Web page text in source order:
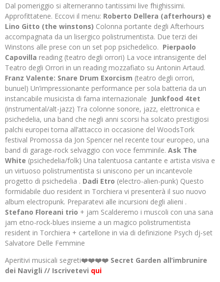
Dal pomeriggio si alterneranno tantissimi live fhighissimi.
Approfittatene. Eccovi il menu: Roberto Dellera (afterhours) e
Lino Gitto (the winstons) Colonna portante degli Afterhours
accompagnata da un lisergico polistrumentista. Due terzi dei
Winstons alle prese con un set pop psichedelico. Pierpaolo
Capovilla reading (teatro degli orrori) La voce intransigente del
Teatro degli Orrori in un reading mozzafiato su Antonin Artaud.
Franz Valente: Snare Drum Exorcism (teatro degli orrori,
bunuel) Un’impressionante performance per sola batteria da un
instancabile musicista di fama internazionale Junkfood 4tet
(instrumental/alt-jazz) Tra colonne sonore, jazz, elettronica e
psichedelia, una band che negli anni scorsi ha solcato prestigiosi
palchi europei torna all’attacco in occasione del WoodsTork
festival Promossa da Jon Spencer nel recente tour europeo, una
band di garage-rock selvaggio con voce femminile. Ask The
White (psichedelia/folk) Una talentuosa cantante e artista visiva e
un virtuoso polistrumentista si uniscono per un incantevole
progetto di psichedelia . Dadi Etro (electro-alien-punk) Questo
formidabile duo resident in Torchiera vi presenterà il suo nuovo
album electropunk. Preparatevi alle incursioni degli alieni .
Stefano Floreani trio + jam Scalderemo i muscoli con una sana
jam etno-rock-blues insieme a un magico polistrumentista
resident in Torchiera + cartellone in via di definizione Psych dj-set
Salvatore Delle Femmine
Aperitivi musicali segreti❤️❤️❤️❤️ Secret Garden all’imbrunire
dei Navigli // Iscrivetevi qui